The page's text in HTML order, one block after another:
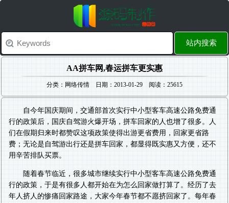
站内搜索
AA拼车网,春运拼车更实惠
分类：网络传情 日期：2013-01-29 阅读：25615
自今年国庆期间，交通部首次实行中小型客车高速公路免费通
行的政策后，国庆自驾游火爆开场，拼车回家的人也增了很多。人
们在假期归来时都赞叹这项政策使得出游更省费用，回家更省路
费；无论是自驾游出行还是拼车回家，都显得既实惠又方便，还不
用辛苦排队买票。
随着春节临近，很多城市继续实行中小型客车高速公路免费通
行的政策，于是有很多人都开始在为怎么回家做打算了。经历了去
年人挤人的惨痛回家路途，大家今年春节都不愿挤回家了。每年春